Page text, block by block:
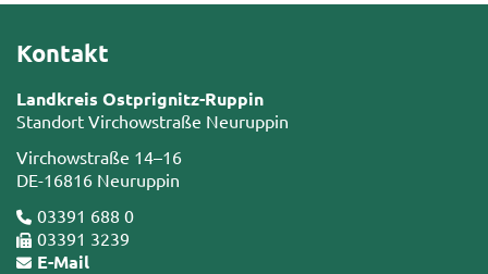
Kontakt
Landkreis Ostprignitz-Ruppin
Standort Virchowstraße Neuruppin
Virchowstraße 14–16
DE-16816 Neuruppin
03391 688 0
03391 3239
E-Mail